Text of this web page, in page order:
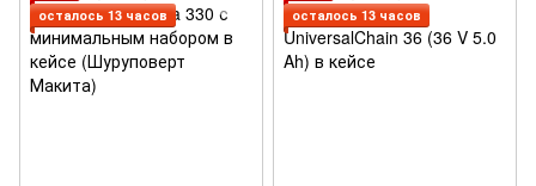
осталось 13 часов
осталось 13 часов